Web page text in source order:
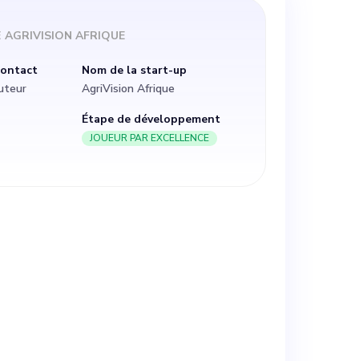
africains
Face à
et au
l'économie
boussole
vers le
rôle serait
AGRIVISION AFRIQUE
Nom de la start-up
AgriVision Afrique
Étape de développement
JOUEUR PAR EXCELLENCE